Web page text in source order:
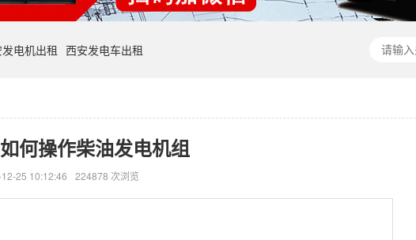
电机出租 西安发电车出租
何操作柴油发电机组
25 10:12:46 224878 次浏览